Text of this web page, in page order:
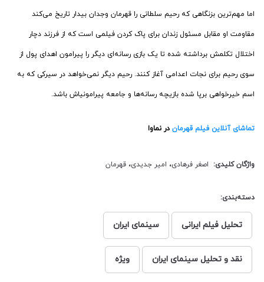
اما مهم‌ترین بزنگاهی که رحیم سلطانی را قهرمان وجدان بیدار تاریخ می‌کند
مقاومت او مقابل مسئول زندان برای پاک کردن فیلمی است که از فرزند دچار
اختلال تکلمش برداشته شده تا یک بازی رسانه‌ای دیگر را پیرامون اهدای پول از
سوی رحیم برای نجات اعدامی آغاز کنند. رحیم دیگر نمی‌خواهد در سیرکی که به
اسم خیرخواهی برپا شده بازیچه رسانه‌ها و جامعه پیرامونیاش باشد.
تماشای آنلاین فیلم قهرمان در نماوا
واژگان کلیدی: اصغر فرهادی، امیر جدیدی، قهرمان
دسته‌بندی:
تحلیل فیلم ایرانی سینمای ایران
نقد و تحلیل سینمای ایران ویژه